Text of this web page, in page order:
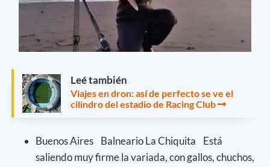
Leé también
Viajes en dron: así de perfecto se ve el
cilindro del estadio de Racing Club
Buenos Aires Balneario La Chiquita Está
saliendo muy firme la variada, con gallos, chuchos,